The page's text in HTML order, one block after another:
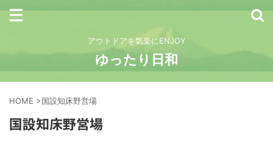
アウトドアを気楽にENJOY
ゆったり日和
HOME >国設知床野営場
国設知床野営場